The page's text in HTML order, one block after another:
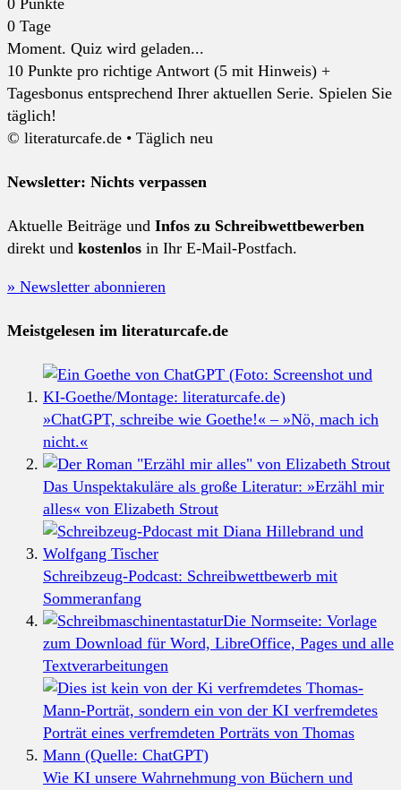
0 Tage
Moment. Quiz wird geladen...
10 Punkte pro richtige Antwort (5 mit Hinweis) +
Tagesbonus entsprechend Ihrer aktuellen Serie. Spielen Sie
täglich!
© literaturcafe.de • Täglich neu
Newsletter: Nichts verpassen
Aktuelle Beiträge und Infos zu Schreibwettbewerben
direkt und kostenlos in Ihr E-Mail-Postfach.
» Newsletter abonnieren
Meistgelesen im literaturcafe.de
»ChatGPT, schreibe wie Goethe!« – »Nö, mach ich
nicht.«
Das Unspektakuläre als große Literatur: »Erzähl mir
alles« von Elizabeth Strout
Schreibzeug-Podcast: Schreibwettbewerb mit
Sommeranfang
Die Normseite: Vorlage
zum Download für Word, LibreOffice, Pages und alle
Textverarbeitungen
Wie KI unsere Wahrnehmung von Büchern und